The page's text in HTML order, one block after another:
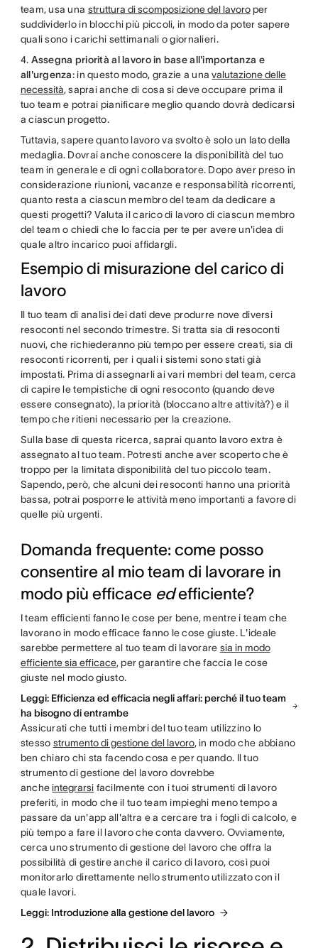
team, usa una struttura di scomposizione del lavoroper
suddividerlo in blocchi più piccoli, in modo da poter sapere
quali sono i carichi settimanali o giornalieri.
4. Assegna priorità al lavoro in base all'importanza e
all'urgenza: in questo modo, grazie a unavalutazione delle
necessità, saprai anche di cosa si deve occupare prima il
tuo team e potrai pianificare meglio quando dovrà dedicarsi
a ciascun progetto.
Tuttavia, sapere quanto lavoro va svolto è solo un lato della
medaglia. Dovrai anche conoscere la disponibilità del tuo
team in generale e di ogni collaboratore. Dopo aver preso in
considerazione riunioni, vacanze e responsabilità ricorrenti,
quanto resta a ciascun membro del team da dedicare a
questi progetti? Valuta il carico di lavoro di ciascun membro
del team o chiedi che lo faccia per te per avere un'idea di
quale altro incarico puoi affidargli.
Esempio di misurazione del carico di
lavoro
Il tuo team di analisi dei dati deve produrre nove diversi
resoconti nel secondo trimestre. Si tratta sia di resoconti
nuovi, che richiederanno più tempo per essere creati, sia di
resoconti ricorrenti, per i quali i sistemi sono stati già
impostati. Prima di assegnarli ai vari membri del team, cerca
di capire le tempistiche di ogni resoconto (quando deve
essere consegnato), la priorità (bloccano altre attività?) e il
tempo che ritieni necessario per la creazione.
Sulla base di questa ricerca, saprai quanto lavoro extra è
assegnato al tuo team. Potresti anche aver scoperto che è
troppo per la limitata disponibilità del tuo piccolo team.
Sapendo, però, che alcuni dei resoconti hanno una priorità
bassa, potrai posporre le attività meno importanti a favore di
quelle più urgenti.
Domanda frequente: come posso
consentire al mio team di lavorare in
modo più efficace edefficiente?
I team efficienti fanno le cose per bene, mentre i team che
lavorano in modo efficace fanno le cose giuste. L'ideale
sarebbe permettere al tuo team di lavorare sia in modo
efficiente sia efficace, per garantire che faccia le cose
giuste nel modo giusto.
Leggi: Efficienza ed efficacia negli affari: perché il tuo team
ha bisogno di entrambe
Assicurati che tutti i membri del tuo team utilizzino lo
stesso strumento di gestione del lavoro, in modo che abbiano
ben chiaro chi sta facendo cosa e per quando. Il tuo
strumento di gestione del lavoro dovrebbe
anche integrarsi facilmente con i tuoi strumenti di lavoro
preferiti, in modo che il tuo team impieghi meno tempo a
passare da un'app all'altra e a cercare tra i fogli di calcolo, e
più tempo a fare il lavoro che conta davvero. Ovviamente,
cerca uno strumento di gestione del lavoro che offra la
possibilità di gestire anche il carico di lavoro, così puoi
monitorarlo direttamente nello strumento utilizzato con il
quale lavori.
Leggi: Introduzione alla gestione del lavoro